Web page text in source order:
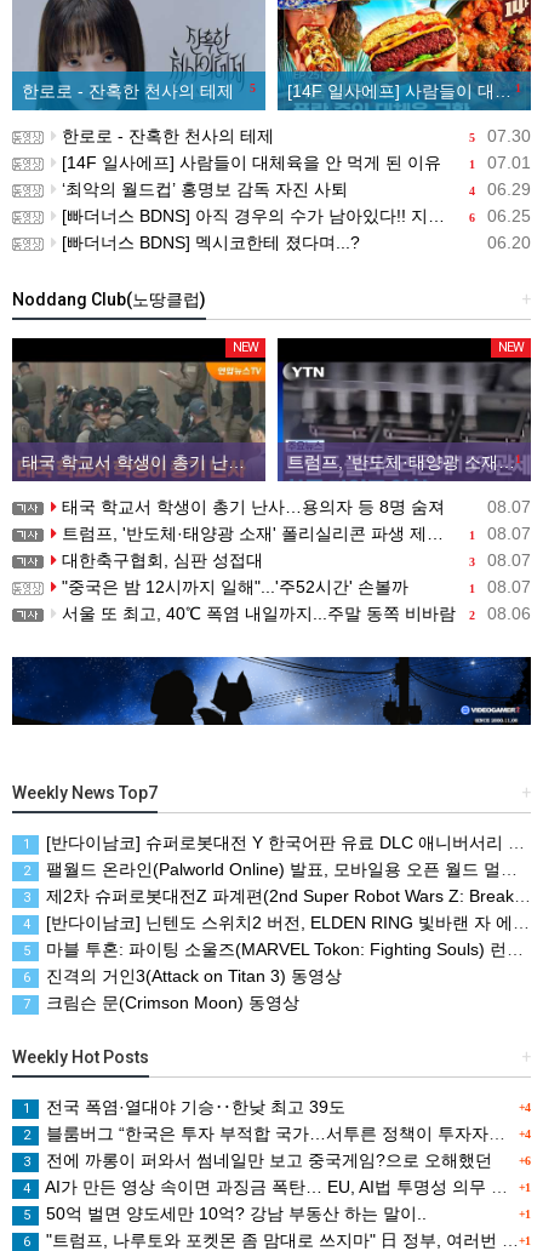
5
한로로 - 잔혹한 천사의 테제 1
[14F 일사에프] 사람들이 대체육을 안 먹게 된 이유
5 07.30
한로로 - 잔혹한 천사의 테제
1 07.01
[14F 일사에프] 사람들이 대체육을 안 먹게 된 이유
4 06.29
‘최악의 월드컵’ 홍명보 감독 자진 사퇴
6 06.25
[빠더너스 BDNS] 아직 경우의 수가 남아있다!! 지금부터 시작이야!!
06.20
[빠더너스 BDNS] 멕시코한테 졌다며...?
+
Noddang Club(노땅클럽)
NEW
태국 학교서 학생이 총기 난사…용의자 등 8명 숨져
NEW
1
트럼프, '반도체·태양광 소재' 폴리실리콘 파생 제품에 15% 관세...한국 기업도 영향
08.07
태국 학교서 학생이 총기 난사…용의자 등 8명 숨져
1 08.07
트럼프, '반도체·태양광 소재' 폴리실리콘 파생 제품에 15% 관세...한국 기업도 영향
3 08.07
대한축구협회, 심판 성접대
1 08.07
"중국은 밤 12시까지 일해"...'주52시간' 손볼까
2 08.06
서울 또 최고, 40℃ 폭염 내일까지...주말 동쪽 비바람
+
Weekly News Top7
1 [반다이남코] 슈퍼로봇대전 Y 한국어판 유료 DLC 애니버서리 확장팩, 8월 5일 판매 시작
2 팰월드 온라인(Palworld Online) 발표, 모바일용 오픈 월드 멀티플레이 생존 크래프트
3 제2차 슈퍼로봇대전Z 파계편(2nd Super Robot Wars Z: Break the World Chapter) Remastered 제작 결정
4 [반다이남코] 닌텐도 스위치2 버전, ELDEN RING 빛바랜 자 에디션 패키지 예약 판매, 8월 5일 시작
5 마블 투혼: 파이팅 소울즈(MARVEL Tokon: Fighting Souls) 런칭 트레일러
6 진격의 거인3(Attack on Titan 3) 동영상
7 크림슨 문(Crimson Moon) 동영상
+
Weekly Hot Posts
+4
1 전국 폭염·열대야 기승‥한낮 최고 39도
+4
2 블룸버그 “한국은 투자 부적합 국가…서투른 정책이 투자자에게 트라우마”
+6
3 전에 까롱이 퍼와서 썸네일만 보고 중국게임?으로 오해했던
+1
4 AI가 만든 영상 속이면 과징금 폭탄… EU, AI법 투명성 의무 본격 가동
+1
5 50억 벌면 양도세만 10억? 강남 부동산 하는 말이..
+1
6 "트럼프, 나루토와 포켓몬 좀 맘대로 쓰지마" 日 정부, 여러번 '공식 우려' 표명